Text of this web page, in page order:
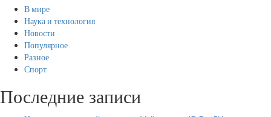
В мире
Наука и технология
Новости
Популярное
Разное
Спорт
Последние записи